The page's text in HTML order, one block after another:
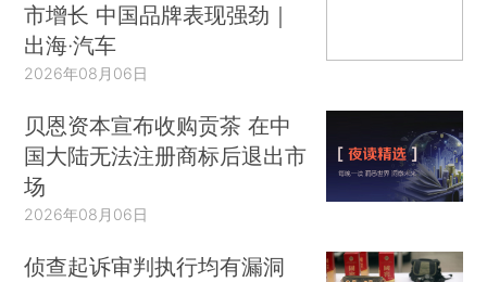
市增长 中国品牌表现强劲｜
出海·汽车
2026年08月06日
贝恩资本宣布收购贡茶 在中
国大陆无法注册商标后退出市
场
2026年08月06日
侦查起诉审判执行均有漏洞